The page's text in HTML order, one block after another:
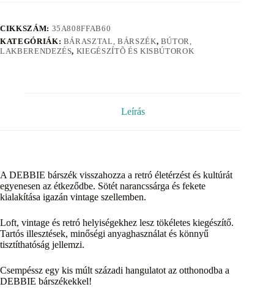
CIKKSZÁM: 35A808FFAB60
KATEGÓRIÁK: BÁRASZTAL, BÁRSZÉK, BÚTOR,
LAKBERENDEZÉS, KIEGÉSZÍTÕ ÉS KISBÚTOROK
Leírás
A DEBBIE bárszék visszahozza a retró életérzést és kultúrát
egyenesen az étkeződbe. Sötét narancssárga és fekete
kialakítása igazán vintage szellemben.
Loft, vintage és retró helyiségekhez lesz tökéletes kiegészítő.
Tartós illesztések, minőségi anyaghasználat és könnyű
tisztíthatóság jellemzi.
Csempéssz egy kis múlt századi hangulatot az otthonodba a
DEBBIE bárszékekkel!